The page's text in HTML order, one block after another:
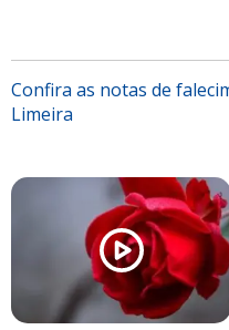
Confira as notas de
Limeira